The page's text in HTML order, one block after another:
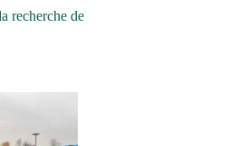
recherche de